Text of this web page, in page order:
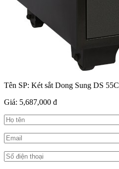
Tên SP: Két sắt Dong Sung DS 55C
Giá: 5,687,000 đ